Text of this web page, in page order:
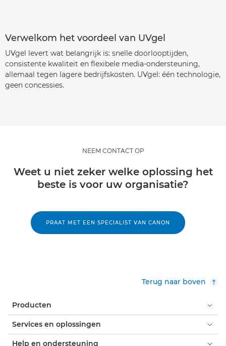
Verwelkom het voordeel van UVgel
UVgel levert wat belangrijk is: snelle doorlooptijden,
consistente kwaliteit en flexibele media-ondersteuning,
allemaal tegen lagere bedrijfskosten. UVgel: één technologie,
geen concessies.
NEEM CONTACT OP
Weet u niet zeker welke oplossing het
beste is voor uw organisatie?
PRAAT MET EEN SPECIALIST VAN CANON
Terug naar boven
Producten
Services en oplossingen
Help en ondersteuning